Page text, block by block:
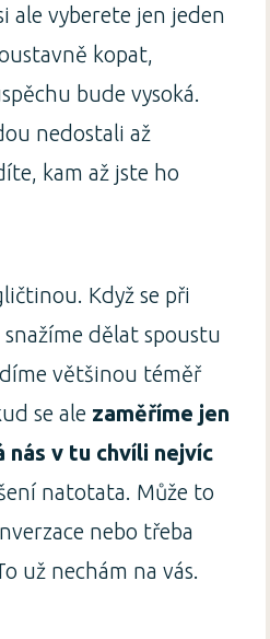
ale vyberete jen jeden
kopat,
bude vysoká.
nedostali až
kam až jste ho
Když se při
snažíme dělat spoustu
většinou téměř
se ale zaměříme jen
nás v tu chvíli nejvíc
natotata. Může to
nebo třeba
už nechám na vás.